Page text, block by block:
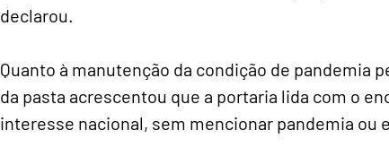
declarou.
Quanto à manutenção da condição de pandemia
da pasta acrescentou que a portaria lida com o
interesse nacional, sem mencionar pandemia ou